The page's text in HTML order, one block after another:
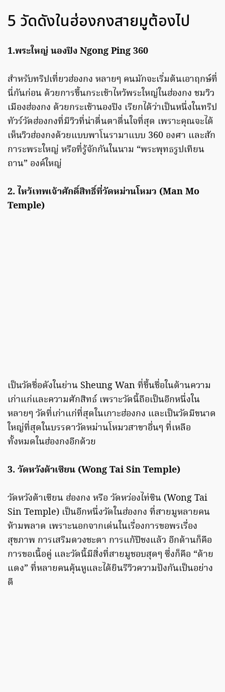
5 วัดดังในฮ่องกงสายมูต้องไป
1.พระใหญ่ นองปิง Ngong Ping 360
สำหรับทริปเที่ยวฮ่องกง หลายๆ คนมักจะเริ่มต้นเอาฤกษ์ที่
นี่กันก่อน ด้วยการขึ้นกระเช้าไหว้พระใหญ่ในฮ่องกง ชมวิว
เมืองฮ่องกง ด้วยกระเช้านองปิง เรียกได้ว่าเป็นหนึ่งในทริป
ทัวร์วัดฮ่องกงที่มีวิวที่น่าตื่นตาตื่นใจที่สุด เพราะคุณจะได้
เห็นวิวฮ่องกงด้วยแบบพาโนรามาแบบ 360 องศา และสัก
การะพระใหญ่ หรือที่รู้จักกันในนาม “พระพุทธรูปเทียน
ถาน” องค์ใหญ่
2. ไหว้เทพเจ้าศักดิ์สิทธิ์ที่วัดหม่านโหมว (Man Mo
Temple)
เป็นวัดชื่อดังในย่าน Sheung Wan ที่ขึ้นชื่อในด้านความ
เก่าแก่และความศักสิทธ์ เพราะวัดนี้ถือเป็นอีกหนึ่งใน
หลายๆ วัดที่เก่าแก่ที่สุดในเกาะฮ่องกง และเป็นวัดมีขนาด
ใหญ่ที่สุดในบรรดาวัดหม่านโหมวสาขาอื่นๆ ที่เหลือ
ทั้งหมดในฮ่องกงอีกด้วย
3. วัดหวังต้าเซียน (Wong Tai Sin Temple)
วัดหวังต้าเซียน ฮ่องกง หรือ วัดหว่องไท่ซิน (Wong Tai
Sin Temple) เป็นอีกหนึ่งวัดในฮ่องกง ที่สายมูหลายคน
ห้ามพลาด เพราะนอกจากเด่นในเรื่องการขอพรเรื่อง
สุขภาพ การเสริมดวงชะตา การแก้ปีชงแล้ว อีกด้านก็คือ
การขอเนื้อคู่ และวัดนี้มีสิ่งที่สายมูชอบสุดๆ ซึ่งก็คือ “ด้าย
แดง” ที่หลายคนคุ้นหูและได้ยินรีวิวความปังกันเป็นอย่าง
ดี